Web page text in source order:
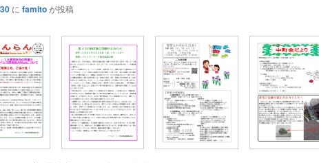
に famitoが投稿